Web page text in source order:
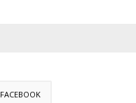
FACEBOOK